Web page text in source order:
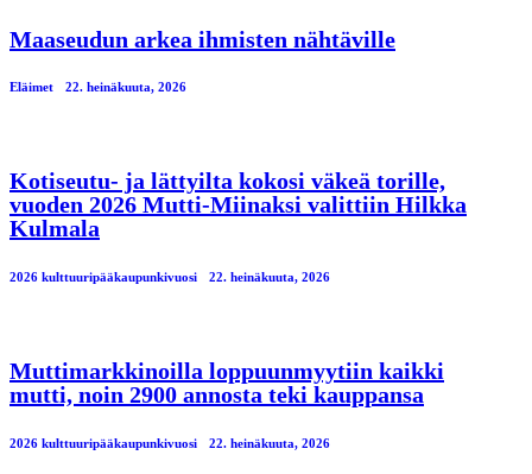
Maaseudun arkea ihmisten nähtäville
Eläimet 22. heinäkuuta, 2026
Kotiseutu- ja lättyilta kokosi väkeä torille,
vuoden 2026 Mutti-Miinaksi valittiin Hilkka
Kulmala
2026 kulttuuripääkaupunkivuosi 22. heinäkuuta, 2026
Muttimarkkinoilla loppuunmyytiin kaikki
mutti, noin 2900 annosta teki kauppansa
2026 kulttuuripääkaupunkivuosi 22. heinäkuuta, 2026